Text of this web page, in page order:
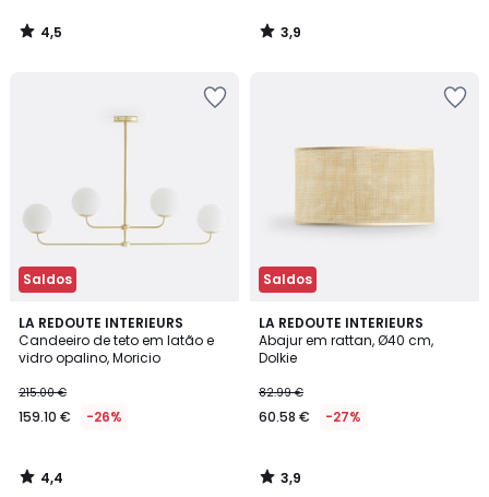
4,5
/
3,9
/
Saldos
LA REDOUTE INTERIEURS
Candeeiro de teto em latão e
vidro opalino, Moricio
215.00 €
159.10 € -26%
4,4
/ 5
4,4
/
Saldos
LA REDOUTE INTERIEURS
Abajur em rattan, Ø40 cm,
Dolkie
82.99 €
60.58 € -27%
3,9
/ 5
3,9
/